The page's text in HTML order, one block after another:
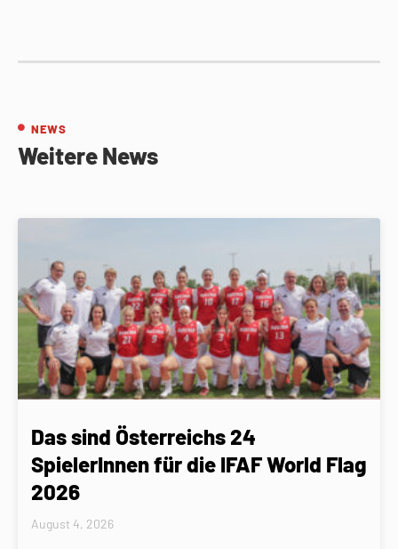
NEWS
Weitere News
Das sind Österreichs 24
SpielerInnen für die IFAF World Flag
2026
August 4, 2026